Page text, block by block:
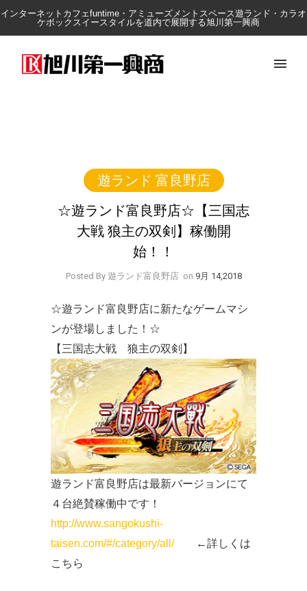
インターネットカフェfuntime・アミューズメントスペース遊ランド・カラオ
ケボックスイースタイルを道内で展開する旭川第一興商
遊ランド 富良野店
☆遊ランド富良野店☆【三国志
大戦 狼主の双剣】稼働開
始！！
Posted By 遊ランド富良野店 on 9月 14,2018
☆遊ランド富良野店に新たなゲームマシ
ンが登場しました！☆
【三国志大戦 狼主の双剣】
遊ランド富良野店は最新バージョンにて
４台絶賛稼働中です！
http://www.sangokushi-
taisen.com/#/category/all/ ←詳しくは
こちら